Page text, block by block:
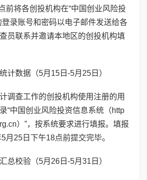
前将各创投机构在“中国创业风险投
登录账号和密码以电子邮件发送给各
员联系并邀请本地区的创投机构填
计数据（5月15日-5月25日）
调查工作的创投机构使用注册的用
“中国创业风险投资信息系统（http
）”，按系统要求进行填报。填报
月25日下午18点前提交完毕。
总校验（5月26日-5月31日）